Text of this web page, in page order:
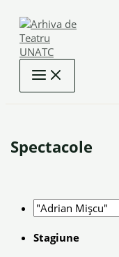
content
Spectacole
Stagiune